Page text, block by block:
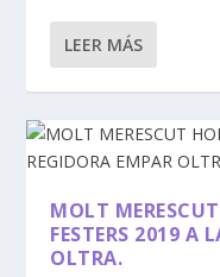
LEER MÁS
MOLT
FESTERS 2019 A
OLTRA.